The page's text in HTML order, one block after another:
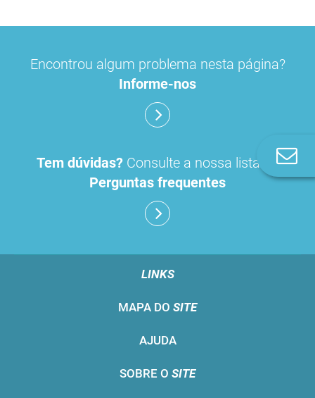
Encontrou algum problema nesta página?
Informe-nos
Tem dúvidas? Consulte a nossa lista de
Perguntas frequentes
LINKS
MAPA DO SITE
AJUDA
SOBRE O SITE